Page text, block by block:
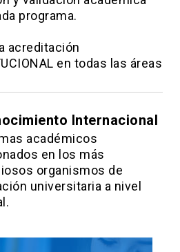
programa.
acreditación
en todas las áreas
Internacional
académicos
en los más
organismos de
universitaria a nivel